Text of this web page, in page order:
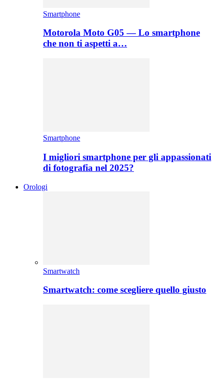
Smartphone
Motorola Moto G05 — Lo smartphone
che non ti aspetti a…
Smartphone
I migliori smartphone per gli appassionati
di fotografia nel 2025?
Orologi
Smartwatch
Smartwatch: come scegliere quello giusto